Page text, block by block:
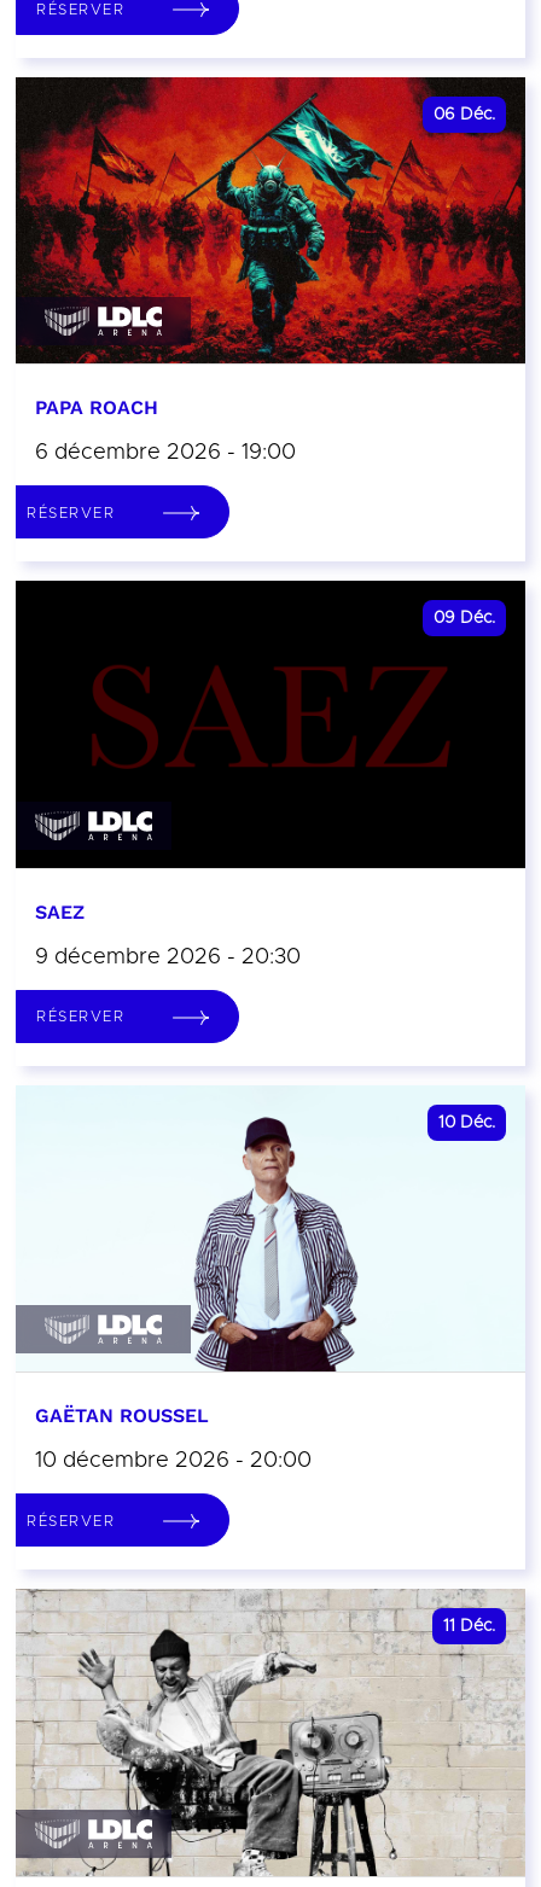
RÉSERVER
06 Déc.
PAPA ROACH
6 décembre 2026 - 19:00
RÉSERVER
09 Déc.
SAEZ
9 décembre 2026 - 20:30
RÉSERVER
10 Déc.
GAËTAN ROUSSEL
10 décembre 2026 - 20:00
RÉSERVER
11 Déc.